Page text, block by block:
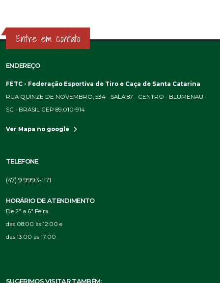
Entre em contato
ENDEREÇO
FETC - Federação Esportiva de Tiro e Caça de Santa Catarina
RUA QUINZE DE NOVEMBRO, 534 - SALA 87 - CENTRO - BLUMENAU -
SC - BRASIL CEP 89.010-914
Ver Mapa no google
TELEFONE
(47) 9 9993-1171
HORÁRIO DE ATENDIMENTO
De 2ª a 6ª Feira
das 08:00 às 12:00 e
das 13:00 às 17:00
SUGERIMOS VISITAR TAMBÉM: